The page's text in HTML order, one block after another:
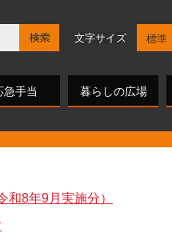
文字サイズ 標準
急手当 暮らしの広場
8年9月実施分）